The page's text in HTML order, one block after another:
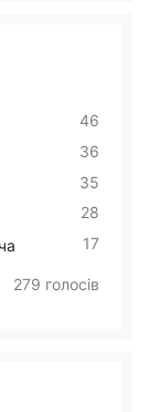
46
36
35
28
17
279 голосів